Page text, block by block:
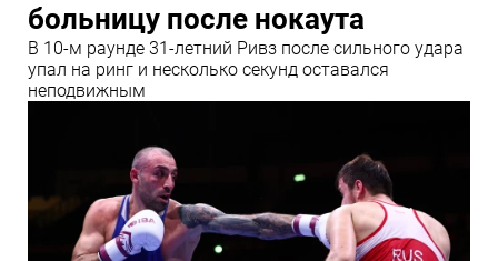
больницу после нокаута
В 10‑м раунде 31‑летний Ривз после сильного удара
упал на ринг и несколько секунд оставался
неподвижным